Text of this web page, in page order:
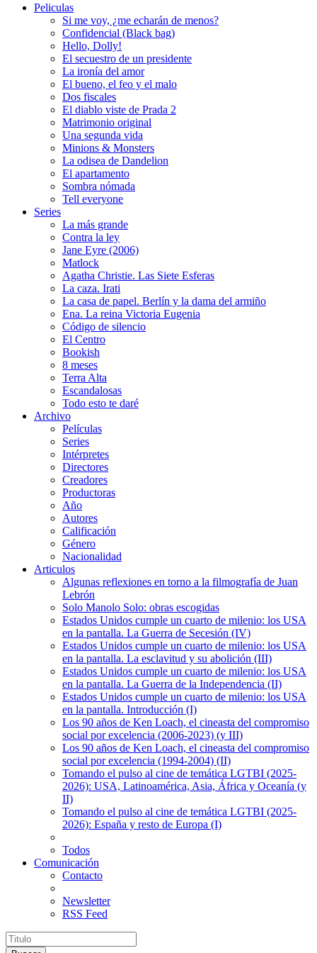
Peliculas
Si me voy, ¿me echarán de menos?
Confidencial (Black bag)
Hello, Dolly!
El secuestro de un presidente
La ironía del amor
El bueno, el feo y el malo
Dos fiscales
El diablo viste de Prada 2
Matrimonio original
Una segunda vida
Minions & Monsters
La odisea de Dandelion
El apartamento
Sombra nómada
Tell everyone
Series
La más grande
Contra la ley
Jane Eyre (2006)
Matlock
Agatha Christie. Las Siete Esferas
La caza. Irati
La casa de papel. Berlín y la dama del armiño
Ena. La reina Victoria Eugenia
Código de silencio
El Centro
Bookish
8 meses
Terra Alta
Escandalosas
Todo esto te daré
Archivo
Películas
Series
Intérpretes
Directores
Creadores
Productoras
Año
Autores
Calificación
Género
Nacionalidad
Articulos
Algunas reflexiones en torno a la filmografía de Juan
Lebrón
Solo Manolo Solo: obras escogidas
Estados Unidos cumple un cuarto de milenio: los USA
en la pantalla. La Guerra de Secesión (IV)
Estados Unidos cumple un cuarto de milenio: los USA
en la pantalla. La esclavitud y su abolición (III)
Estados Unidos cumple un cuarto de milenio: los USA
en la pantalla. La Guerra de la Independencia (II)
Estados Unidos cumple un cuarto de milenio: los USA
en la pantalla. Introducción (I)
Los 90 años de Ken Loach, el cineasta del compromiso
social por excelencia (2006-2023) (y III)
Los 90 años de Ken Loach, el cineasta del compromiso
social por excelencia (1994-2004) (II)
Tomando el pulso al cine de temática LGTBI (2025-
2026): USA, Latinoamérica, Asia, África y Oceanía (y
II)
Tomando el pulso al cine de temática LGTBI (2025-
2026): España y resto de Europa (I)
Todos
Comunicación
Contacto
Newsletter
RSS Feed